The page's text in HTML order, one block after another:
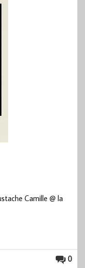
Camille @ la
0